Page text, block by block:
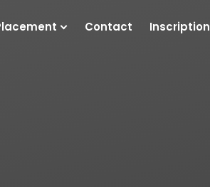
Contact Inscription